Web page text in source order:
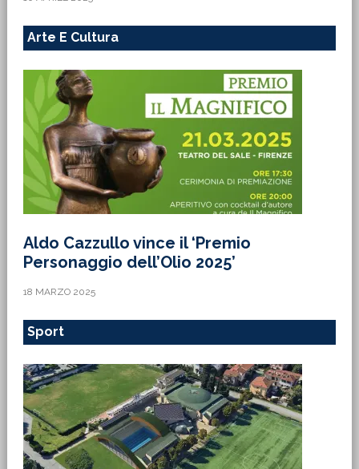
Arte E Cultura
Aldo Cazzullo vince il ‘Premio
Personaggio dell’Olio 2025’
18 MARZO 2025
Sport